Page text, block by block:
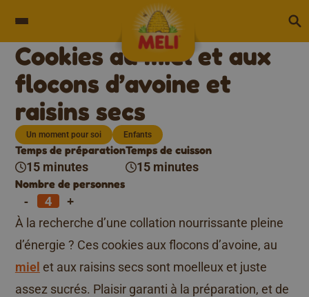
Cookies au miel et aux
flocons d’avoine et
raisins secs
Un moment pour soi Enfants
Temps de préparation
15 minutes
Temps de cuisson
15 minutes
Nombre de personnes
- +
À la recherche d’une collation nourrissante pleine
d’énergie ? Ces cookies aux flocons d’avoine, au
miel et aux raisins secs sont moelleux et juste
assez sucrés. Plaisir garanti à la préparation, et de